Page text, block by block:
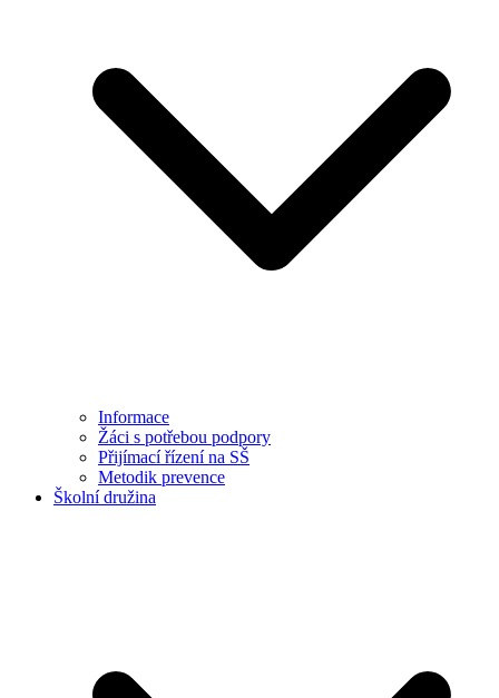
Informace
Žáci s potřebou podpory
Přijímací řízení na SŠ
Metodik prevence
Školní družina